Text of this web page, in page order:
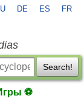
DE ES FR
Search!
⚽